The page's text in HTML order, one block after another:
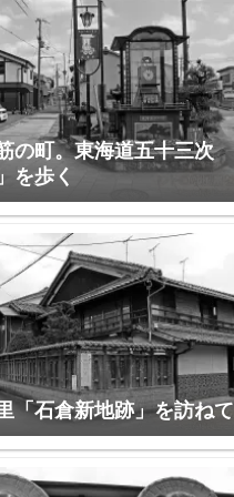
の町。東海道五十三次
を歩く
「石倉新地跡」を訪ねて